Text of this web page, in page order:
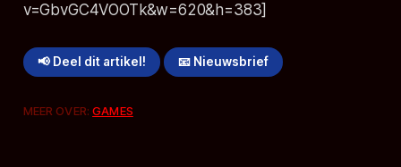
v=GbvGC4VOOTk&w=620&h=383]
📢 Deel dit artikel! 📧 Nieuwsbrief
MEER OVER:GAMES